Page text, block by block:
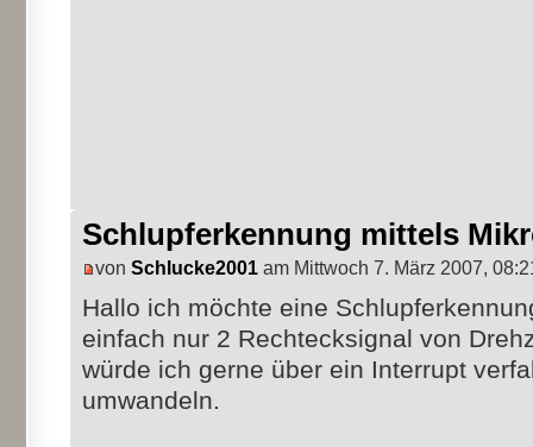
Schlupferkennung mittels
von Schlucke2001 am Mittwoch 7. März 2007,
Hallo ich möchte eine
einfach nur 2 Rechtecksignal von
würde ich gerne über ein Interrupt
umwandeln.